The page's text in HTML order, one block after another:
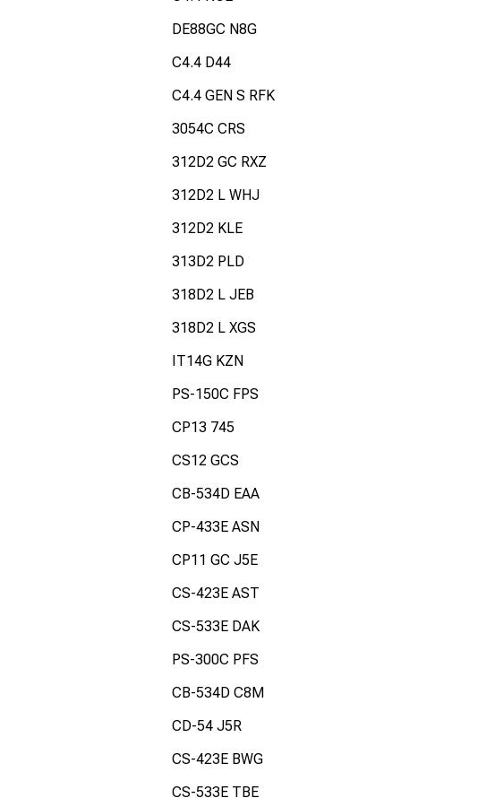
DE88GC N8G
C4.4 D44
C4.4 GEN S RFK
3054C CRS
312D2 GC RXZ
312D2 L WHJ
312D2 KLE
313D2 PLD
318D2 L JEB
318D2 L XGS
IT14G KZN
PS-150C FPS
CP13 745
CS12 GCS
CB-534D EAA
CP-433E ASN
CP11 GC J5E
CS-423E AST
CS-533E DAK
PS-300C PFS
CB-534D C8M
CD-54 J5R
CS-423E BWG
CS-533E TBE